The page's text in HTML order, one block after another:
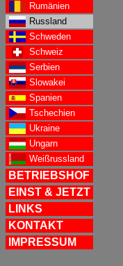
Rumänien
Russland
Schweden
Schweiz
Serbien
Slowakei
Spanien
Tschechien
Ukraine
Ungarn
Weißrussland
BETRIEBSHOF
EINST & JETZT
LINKS
KONTAKT
IMPRESSUM